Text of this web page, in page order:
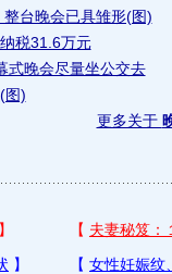
台晚会已具雏形(图)
税31.6万元
式晚会尽量坐公交去
图)
更多关于